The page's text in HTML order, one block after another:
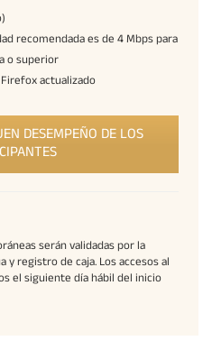
recomendada es de 4 Mbps para
o superior
actualizado
DESEMPEÑO DE LOS
serán validadas por la
y registro de caja. Los accesos al
el siguiente día hábil del inicio